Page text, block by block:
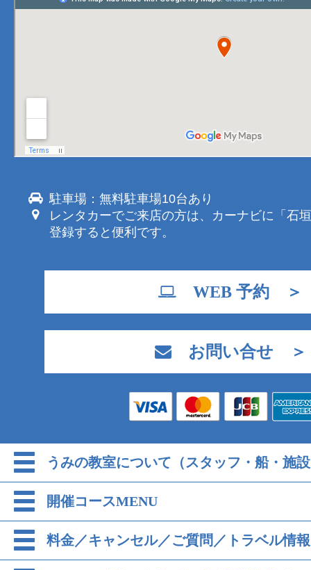
駐車場：無料駐車場10台あり
レンタカーでご来店の方は、カーナビに「石
登録すると便利です。
WEB 予約 ＞
お問い合せ ＞
うみの教室について（スタッフ・船・施
開催コースMENU
料金／キャンセル／ご質問／トラベル情報